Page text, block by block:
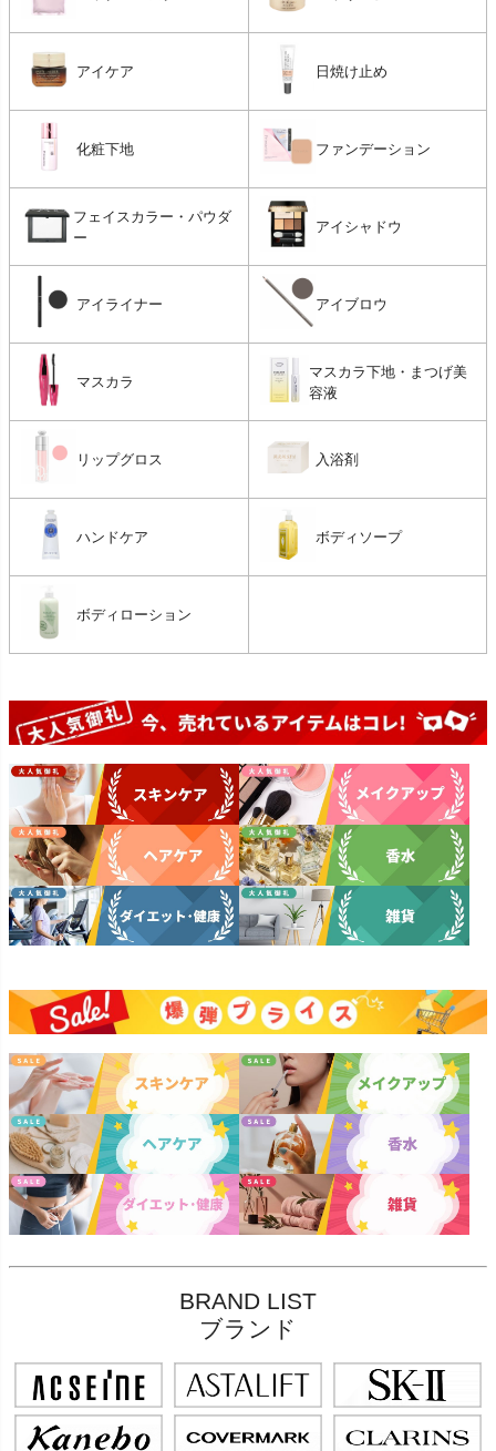
アイケア 日焼け止め
化粧下地 ファンデーション
フェイスカラー・パウダ
ー
アイシャドウ
アイライナー アイブロウ
マスカラ
マスカラ下地・まつげ美
容液
リップグロス 入浴剤
ハンドケア ボディソープ
ボディローション
BRAND LIST
ブランド